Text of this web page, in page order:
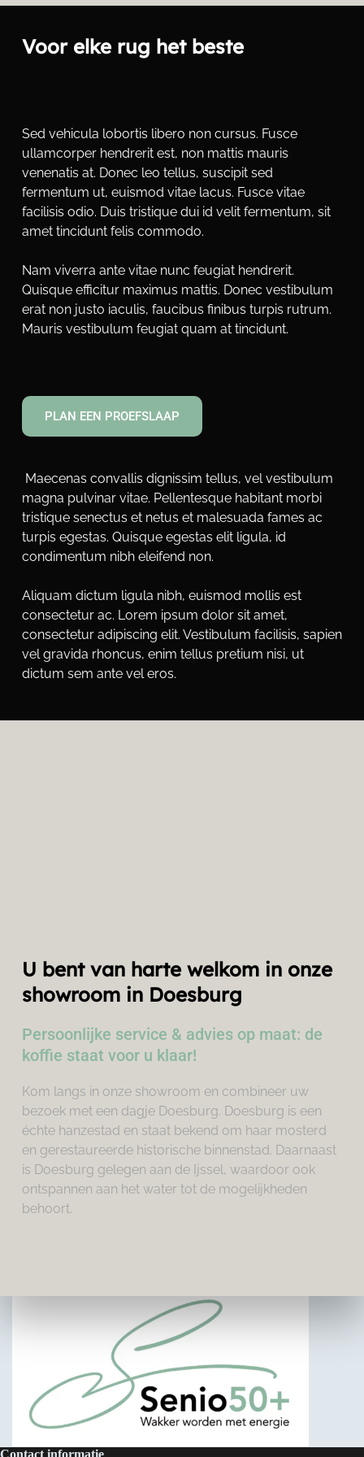
paragraph is that it has a more-or-less normal
readable English.
Voor elke rug het beste
Sed vehicula lobortis libero non cursus. Fusce
ullamcorper hendrerit est, non mattis mauris
venenatis at. Donec leo tellus, suscipit sed
fermentum ut, euismod vitae lacus. Fusce vitae
facilisis odio. Duis tristique dui id velit fermentum, sit
amet tincidunt felis commodo.
Nam viverra ante vitae nunc feugiat hendrerit.
Quisque efficitur maximus mattis. Donec vestibulum
erat non justo iaculis, faucibus finibus turpis rutrum.
Mauris vestibulum feugiat quam at tincidunt.
PLAN EEN PROEFSLAAP
magna pulvinar vitae. Pellentesque habitant morbi
tristique senectus et netus et malesuada fames ac
turpis egestas. Quisque egestas elit ligula, id
condimentum nibh eleifend non.
Aliquam dictum ligula nibh, euismod mollis est
consectetur ac. Lorem ipsum dolor sit amet,
consectetur adipiscing elit. Vestibulum facilisis, sapien
vel gravida rhoncus, enim tellus pretium nisi, ut
dictum sem ante vel eros.
U bent van harte welkom in onze
showroom in Doesburg
Persoonlijke service & advies op maat: de
koffie staat voor u klaar!
Kom langs in onze showroom en combineer uw
bezoek met een dagje Doesburg. Doesburg is een
échte hanzestad en staat bekend om haar mosterd
en gerestaureerde historische binnenstad. Daarnaast
is Doesburg gelegen aan de Ijssel, waardoor ook
ontspannen aan het water tot de mogelijkheden
behoort.